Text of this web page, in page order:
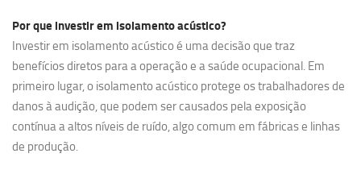
Por que investir em isolamento acústico?
Investir em isolamento acústico é uma decisão que traz
benefícios diretos para a operação e a saúde ocupacional. Em
primeiro lugar, o isolamento acústico protege os trabalhadores de
danos à audição, que podem ser causados pela exposição
contínua a altos níveis de ruído, algo comum em fábricas e linhas
de produção.